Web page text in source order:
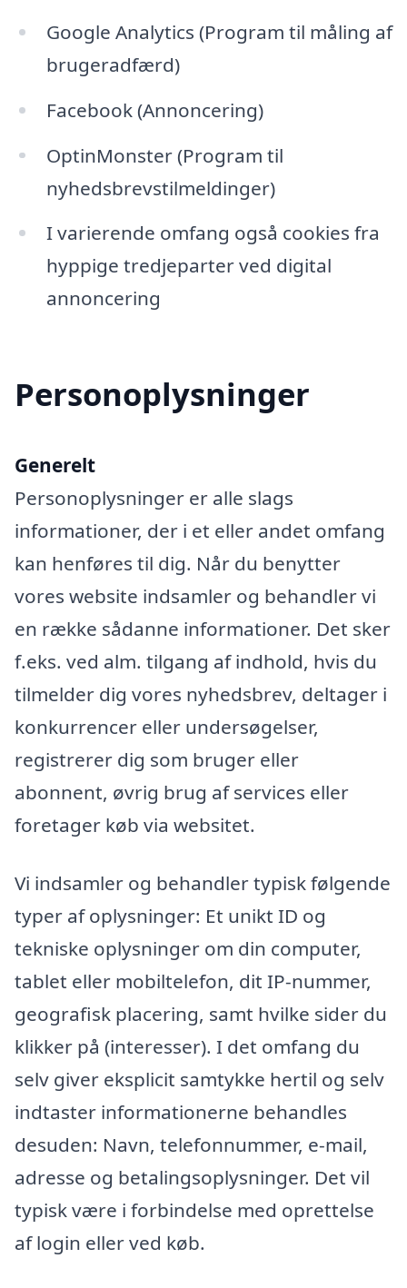
Google Analytics (Program til måling af
brugeradfærd)
Facebook (Annoncering)
OptinMonster (Program til
nyhedsbrevstilmeldinger)
I varierende omfang også cookies fra
hyppige tredjeparter ved digital
annoncering
Personoplysninger
Generelt
Personoplysninger er alle slags
informationer, der i et eller andet omfang
kan henføres til dig. Når du benytter
vores website indsamler og behandler vi
en række sådanne informationer. Det sker
f.eks. ved alm. tilgang af indhold, hvis du
tilmelder dig vores nyhedsbrev, deltager i
konkurrencer eller undersøgelser,
registrerer dig som bruger eller
abonnent, øvrig brug af services eller
foretager køb via websitet.
Vi indsamler og behandler typisk følgende
typer af oplysninger: Et unikt ID og
tekniske oplysninger om din computer,
tablet eller mobiltelefon, dit IP-nummer,
geografisk placering, samt hvilke sider du
klikker på (interesser). I det omfang du
selv giver eksplicit samtykke hertil og selv
indtaster informationerne behandles
desuden: Navn, telefonnummer, e-mail,
adresse og betalingsoplysninger. Det vil
typisk være i forbindelse med oprettelse
af login eller ved køb.